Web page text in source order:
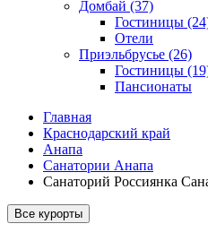
Домбай (37)
Гостиницы
Отели
Приэльбрусье (26)
Гостиницы
Пансионаты
Главная
Краснодарский край
Анапа
Санатории Анапа
Санаторий Россиянка
Все курорты